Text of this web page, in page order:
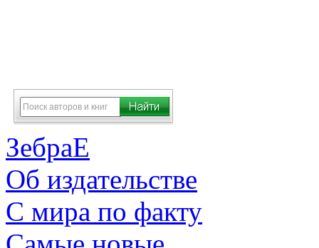
ЗебраЕ
Об издательстве
С мира по факту